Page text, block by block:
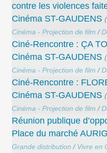
contre les violences
Cinéma ST-GAUDENS (
Cinéma - Projection de film /
Ciné-Rencontre : ÇA
Cinéma ST-GAUDENS (
Cinéma - Projection de film /
Ciné-Rencontre :
Cinéma ST-GAUDENS (
Cinéma - Projection de film /
Réunion publique
Place du marché
Grande distribution / Vivre en